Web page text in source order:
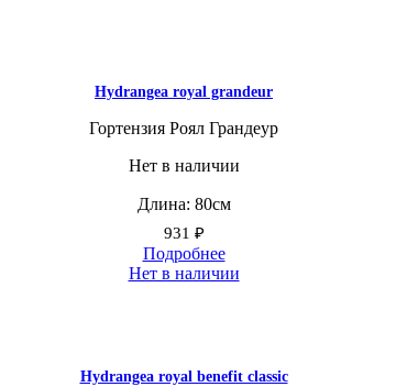
Hydrangea royal grandeur
Гортензия Роял Грандеур
Нет в наличии
Длина: 80см
931 ₽
Подробнее
Нет в наличии
Hydrangea royal benefit classic